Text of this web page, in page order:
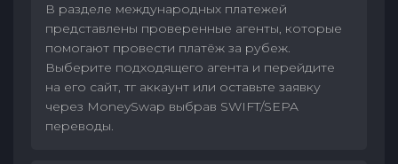
В разделе международных платежей
представлены проверенные агенты, которые
помогают провести платёж за рубеж.
Выберите подходящего агента и перейдите
на его сайт, тг аккаунт или оставьте заявку
через MoneySwap выбрав SWIFT/SEPA
переводы.